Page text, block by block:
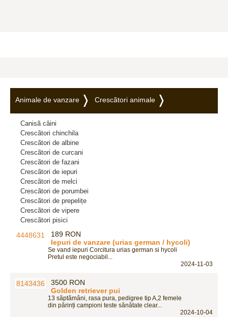
Animale de vanzare Crescãtori animale
Canisã câini
Crescãtori chinchila
Crescãtori de albine
Crescãtori de curcani
Crescãtori de fazani
Crescãtori de iepuri
Crescãtori de melci
Crescãtori de porumbei
Crescãtori de prepelițe
Crescãtori de vipere
Crescãtori pisici
189 RON
Iepuri de vanzare (urias german / hycoli)
Se vand iepuri Corcitura urias german si hycoli
Pretul este negociabil...
2024-11-03
3500 RON
Golden retriever pui
13 săptămâni, rasa pura, pedigree tip A,2 femele
din părinți campioni teste sănătate clear...
2024-10-04